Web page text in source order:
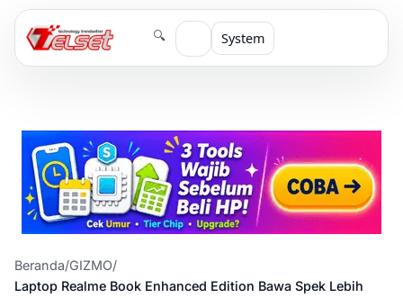
🔍 System
Beranda/GIZMO/
Laptop Realme Book Enhanced Edition Bawa Spek Lebih